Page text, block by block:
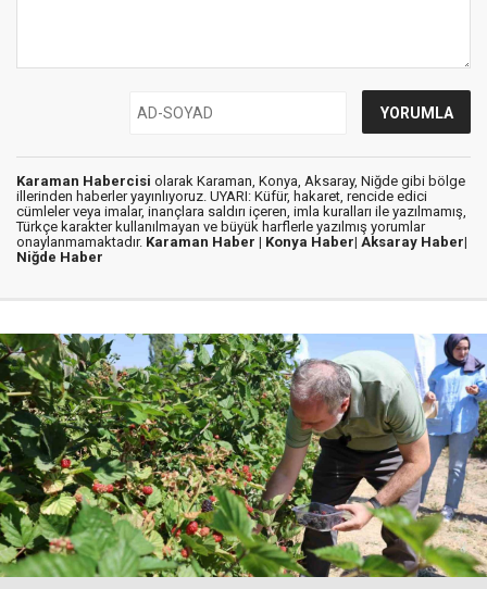
Karaman Habercisi olarak Karaman, Konya, Aksaray, Niğde gibi bölge
illerinden haberler yayınlıyoruz. UYARI: Küfür, hakaret, rencide edici
cümleler veya imalar, inançlara saldırı içeren, imla kuralları ile yazılmamış,
Türkçe karakter kullanılmayan ve büyük harflerle yazılmış yorumlar
onaylanmamaktadır. Karaman Haber | Konya Haber| Aksaray Haber|
Niğde Haber